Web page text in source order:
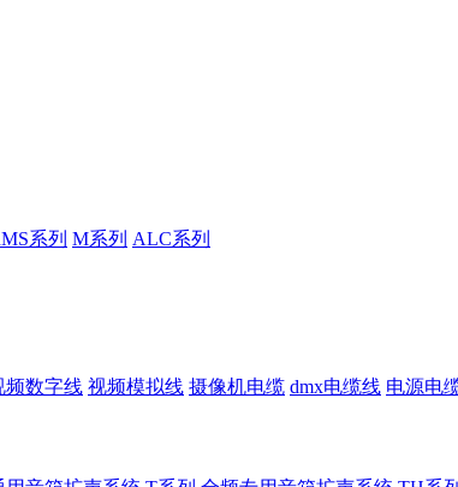
系列 M系列 ALC系列
频数字线 视频模拟线 摄像机电缆 dmx电缆线 电源电